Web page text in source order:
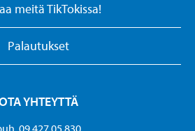
meitä TikTokissa!
Palautukset
YHTEYTTÄ